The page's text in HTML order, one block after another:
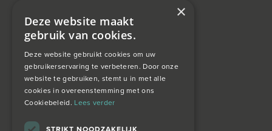
Financieel Advies
Taxatie
over ons
×
Deze website maakt
gebruik van cookies.
Deze website gebruikt cookies om uw
gebruikerservaring te verbeteren. Door onze
website te gebruiken, stemt u in met alle
cookies in overeenstemming met ons
Cookiebeleid. Lees verder